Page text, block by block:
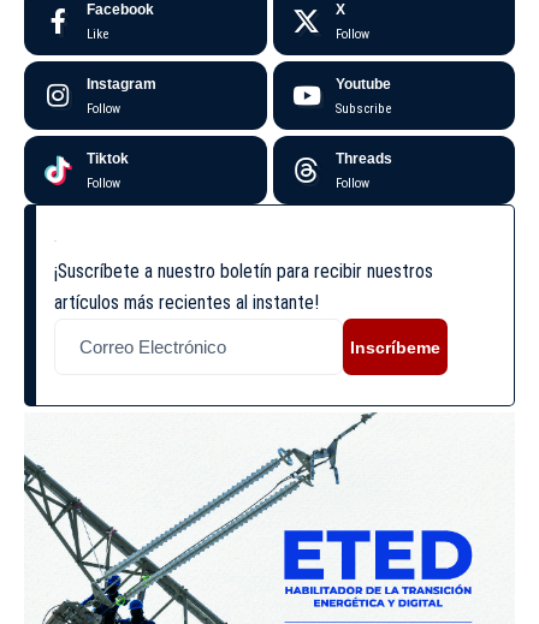
Facebook
Like
X
Follow
Instagram
Follow
Youtube
Subscribe
Tiktok
Follow
Threads
Follow
¡Suscríbete a nuestro boletín para recibir nuestros
artículos más recientes al instante!
Inscríbeme